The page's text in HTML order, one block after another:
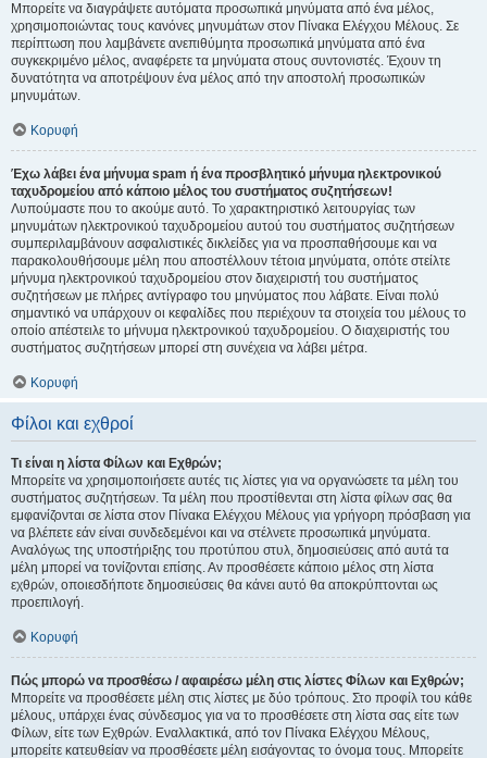
Μπορείτε να διαγράψετε αυτόματα προσωπικά μηνύματα από ένα μέλος,
χρησιμοποιώντας τους κανόνες μηνυμάτων στον Πίνακα Ελέγχου Μέλους. Σε
περίπτωση που λαμβάνετε ανεπιθύμητα προσωπικά μηνύματα από ένα
συγκεκριμένο μέλος, αναφέρετε τα μηνύματα στους συντονιστές. Έχουν τη
δυνατότητα να αποτρέψουν ένα μέλος από την αποστολή προσωπικών
μηνυμάτων.
Κορυφή
Έχω λάβει ένα μήνυμα spam ή ένα προσβλητικό μήνυμα ηλεκτρονικού
ταχυδρομείου από κάποιο μέλος του συστήματος συζητήσεων!
Λυπούμαστε που το ακούμε αυτό. Το χαρακτηριστικό λειτουργίας των
μηνυμάτων ηλεκτρονικού ταχυδρομείου αυτού του συστήματος συζητήσεων
συμπεριλαμβάνουν ασφαλιστικές δικλείδες για να προσπαθήσουμε και να
παρακολουθήσουμε μέλη που αποστέλλουν τέτοια μηνύματα, οπότε στείλτε
μήνυμα ηλεκτρονικού ταχυδρομείου στον διαχειριστή του συστήματος
συζητήσεων με πλήρες αντίγραφο του μηνύματος που λάβατε. Είναι πολύ
σημαντικό να υπάρχουν οι κεφαλίδες που περιέχουν τα στοιχεία του μέλους το
οποίο απέστειλε το μήνυμα ηλεκτρονικού ταχυδρομείου. Ο διαχειριστής του
συστήματος συζητήσεων μπορεί στη συνέχεια να λάβει μέτρα.
Κορυφή
Φίλοι και εχθροί
Τι είναι η λίστα Φίλων και Εχθρών;
Μπορείτε να χρησιμοποιήσετε αυτές τις λίστες για να οργανώσετε τα μέλη του
συστήματος συζητήσεων. Τα μέλη που προστίθενται στη λίστα φίλων σας θα
εμφανίζονται σε λίστα στον Πίνακα Ελέγχου Μέλους για γρήγορη πρόσβαση για
να βλέπετε εάν είναι συνδεδεμένοι και να στέλνετε προσωπικά μηνύματα.
Αναλόγως της υποστήριξης του προτύπου στυλ, δημοσιεύσεις από αυτά τα
μέλη μπορεί να τονίζονται επίσης. Αν προσθέσετε κάποιο μέλος στη λίστα
εχθρών, οποιεσδήποτε δημοσιεύσεις θα κάνει αυτό θα αποκρύπτονται ως
προεπιλογή.
Κορυφή
Πώς μπορώ να προσθέσω / αφαιρέσω μέλη στις λίστες Φίλων και Εχθρών;
Μπορείτε να προσθέσετε μέλη στις λίστες με δύο τρόπους. Στο προφίλ του κάθε
μέλους, υπάρχει ένας σύνδεσμος για να το προσθέσετε στη λίστα σας είτε των
Φίλων, είτε των Εχθρών. Εναλλακτικά, από τον Πίνακα Ελέγχου Μέλους,
μπορείτε κατευθείαν να προσθέσετε μέλη εισάγοντας το όνομα τους. Μπορείτε